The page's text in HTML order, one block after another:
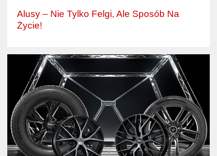
Alusy – Nie Tylko Felgi, Ale Sposób Na
Życie!